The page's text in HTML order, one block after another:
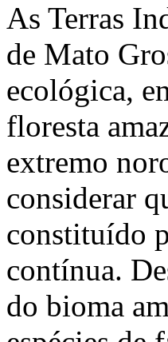
As Terras
de Mato
ecológica,
floresta
extremo
considerar
constituído
contínua.
do bioma